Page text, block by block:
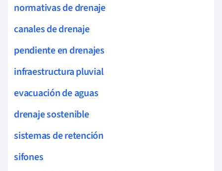
normativas de drenaje
canales de drenaje
pendiente en drenajes
infraestructura pluvial
evacuación de aguas
drenaje sostenible
sistemas de retención
sifones